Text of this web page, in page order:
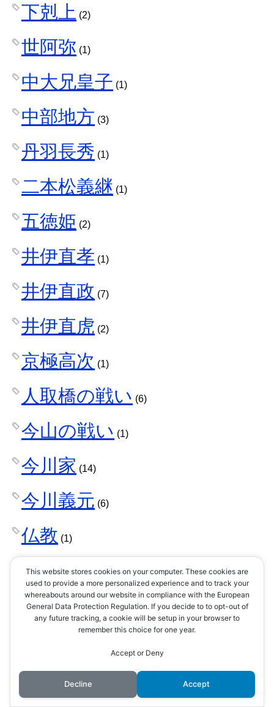
下剋上 (2)
世阿弥 (1)
中大兄皇子 (1)
中部地方 (3)
丹羽長秀 (1)
二本松義継 (1)
五徳姫 (2)
井伊直孝 (1)
井伊直政 (7)
井伊直虎 (2)
京極高次 (1)
人取橋の戦い (6)
今山の戦い (1)
今川家 (14)
今川義元 (6)
仏教 (1)
仙石秀久(2)
仮想通貨(1)
伊東家
This website stores cookies on your computer. These cookies are
used to provide a more personalized experience and to track your
whereabouts around our website in compliance with the European
General Data Protection Regulation. If you decide to to opt-out of
any future tracking, a cookie will be setup in your browser to
remember this choice for one year.
Accept or Deny
Decline Accept